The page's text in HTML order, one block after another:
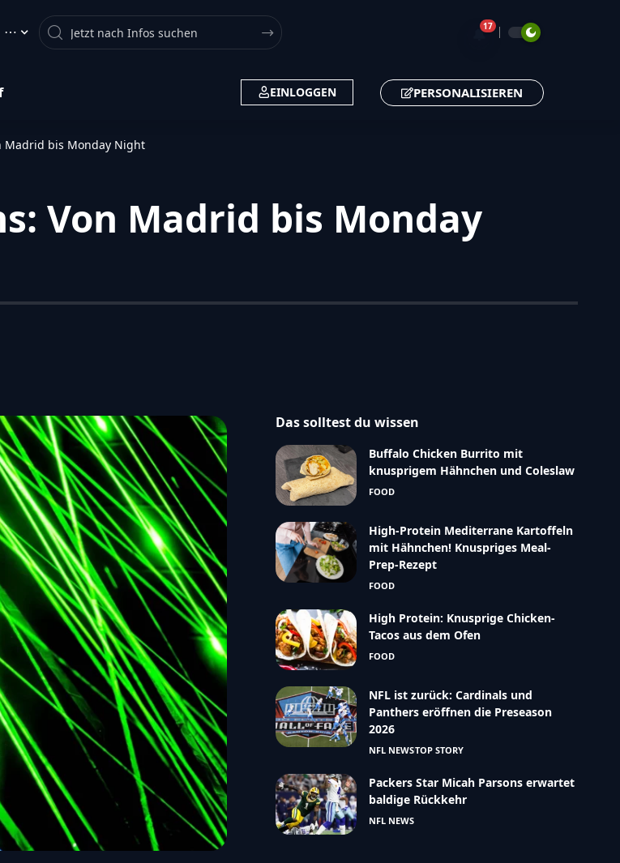
⋯ Search 🔔17
EINLOGGEN PERSONALISIEREN
Madrid bis Monday Night
Von Madrid bis Monday
Das solltest du wissen
Buffalo Chicken Burrito mit
knusprigem Hähnchen und Coleslaw
FOOD
High-Protein Mediterrane Kartoffeln
mit Hähnchen! Knuspriges Meal-
Prep-Rezept
FOOD
High Protein: Knusprige Chicken-
Tacos aus dem Ofen
FOOD
NFL ist zurück: Cardinals und
Panthers eröffnen die Preseason
2026
NFL NEWSTOP STORY
Packers Star Micah Parsons erwartet
baldige Rückkehr
NFL NEWS